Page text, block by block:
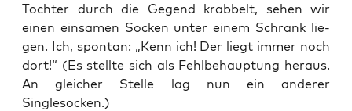
Toch­ter durch die Gegend krab­belt, sehen wir
einen ein­sa­men Socken unter einem Schrank lie­
gen. Ich, spon­tan: „Kenn ich! Der liegt immer noch
dort!“ (Es stell­te sich als Fehl­be­haup­tung her­aus.
An glei­cher Stel­le lag nun ein ande­rer
Singlesocken.)